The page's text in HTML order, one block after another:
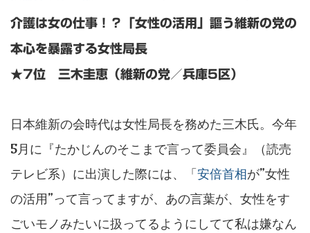
介護は女の仕事！？「女性の活用」謳う維新の党の
本心を暴露する女性局長
★7位 三木圭恵（維新の党／兵庫5区）
日本維新の会時代は女性局長を務めた三木氏。今年
5月に『たかじんのそこまで言って委員会』（読売
テレビ系）に出演した際には、「安倍首相が”女性
の活用”って言ってますが、あの言葉が、女性をす
ごいモノみたいに扱ってるようにしてて私は嫌なん